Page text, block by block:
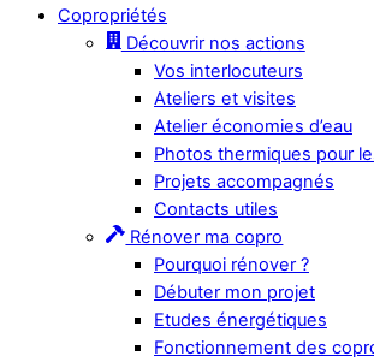
Copropriétés
Découvrir nos actions
Vos interlocuteurs
Ateliers et visites
Atelier économies d’eau
Photos thermiques pour
Projets accompagnés
Contacts utiles
Rénover ma copro
Pourquoi rénover ?
Débuter mon projet
Etudes énergétiques
Fonctionnement des